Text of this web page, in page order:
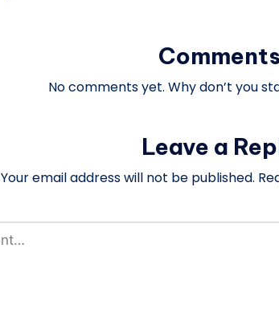
Comments
No comments yet. Why don’t you
Leave a
Your email address will not be published.